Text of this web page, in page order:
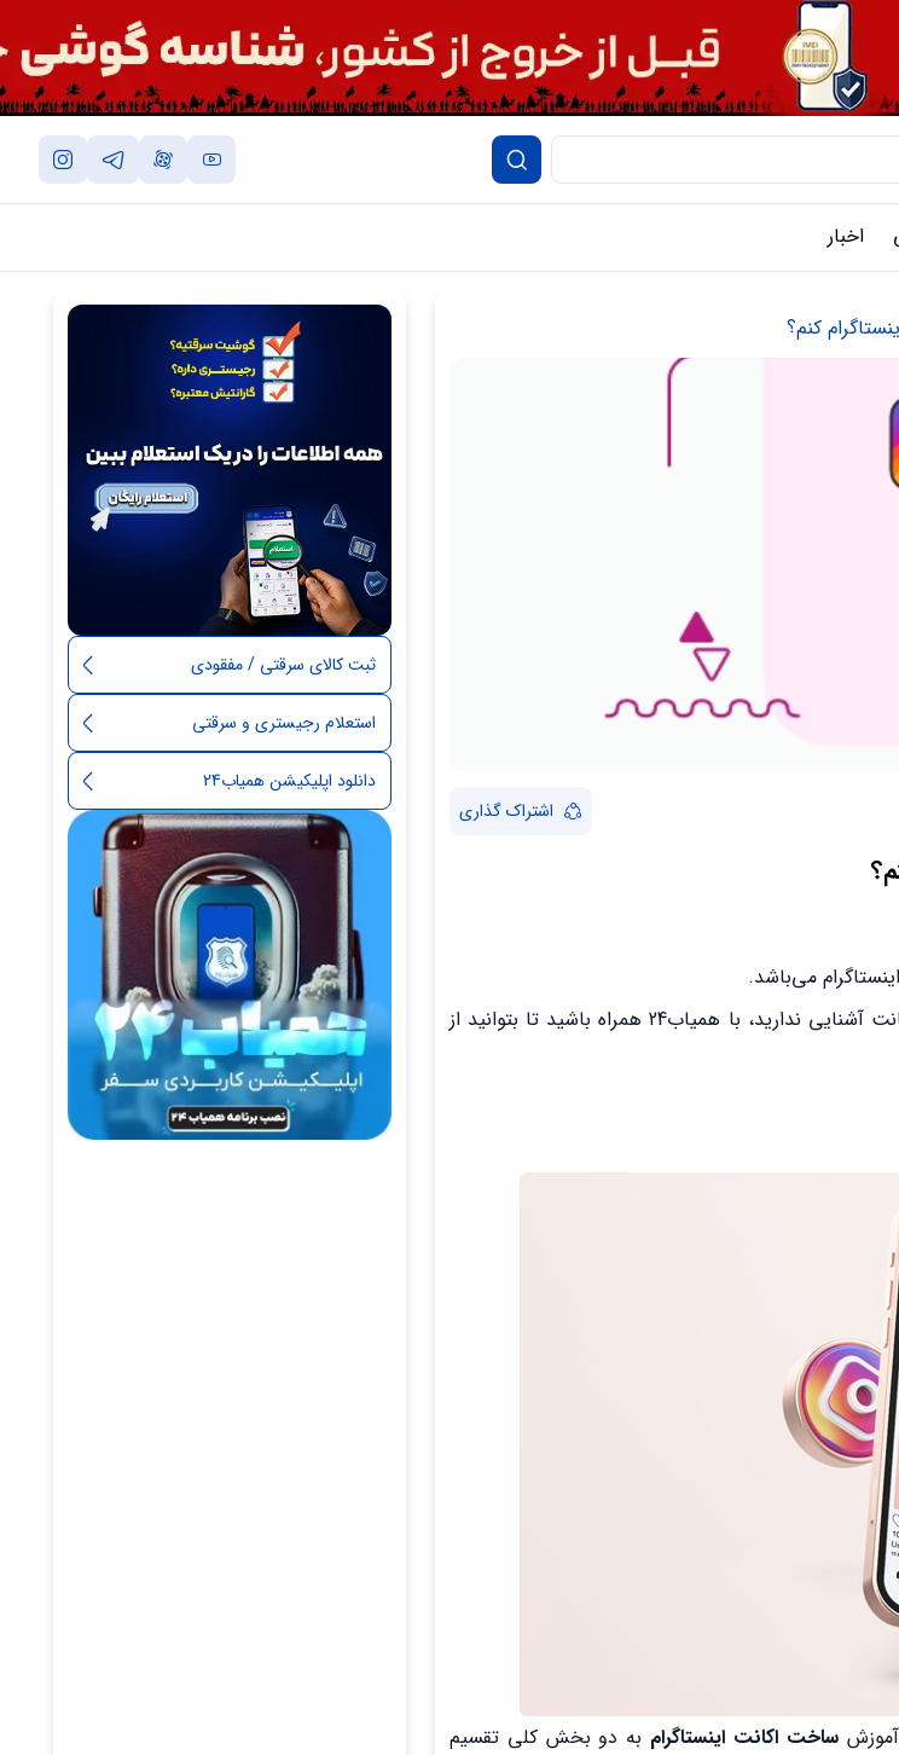
اخبار
کنم؟
اشتراک گذاری
می‌باشد.
اگر تا کنون برای ساخت اکانت اینستاگرام اقدام نکرده‌اید و با روند مراحل ساخت اکانت آشنایی ندارید، با همیاب24 همراه باشید تا بتوانید از
ساخت اکانت اینستاگرام به دو بخش کلی تقسیم
ثبت کالای سرقتی / مفقودی
استعلام رجیستری و سرقتی
دانلود اپلیکیشن همیاب24